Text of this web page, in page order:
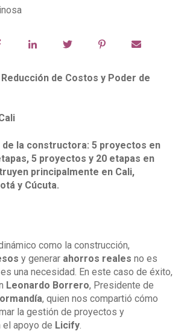
de Costos y Poder de
la constructora: 5 proyectos en
5 proyectos y 20 etapas en
principalmente en Cali,
y Cúcuta.
como la construcción,
y generar ahorros reales no es
una necesidad. En este caso de éxito,
Leonardo Borrero, Presidente de
, quien nos compartió cómo
la gestión de proyectos y
apoyo de Licify.